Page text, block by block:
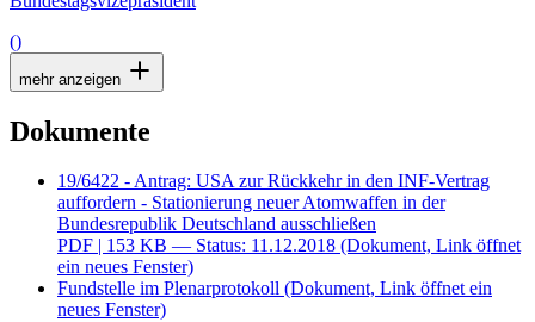
()
mehr anzeigen
Dokumente
19/6422 - Antrag: USA zur Rückkehr in den INF-Vertrag
auffordern - Stationierung neuer Atomwaffen in der
Bundesrepublik Deutschland ausschließen
PDF | 153 KB — Status: 11.12.2018 (Dokument, Link öffnet
ein neues Fenster)
Fundstelle im Plenarprotokoll (Dokument, Link öffnet ein
neues Fenster)